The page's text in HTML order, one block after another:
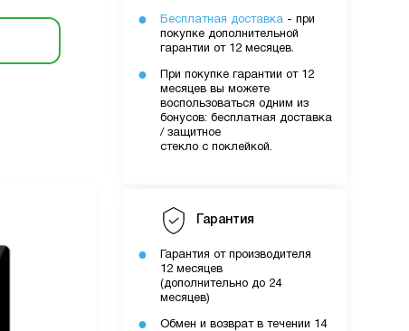
Бесплатная доставка - при
покупке дополнительной
гарантии от 12 месяцев.
При покупке гарантии от 12
месяцев вы можете
воспользоваться одним из
бонусов: бесплатная доставка
/ защитное
стекло с поклейкой.
Гарантия
Гарантия от производителя
12 месяцев
(дополнительно до 24
месяцев)
Обмен и возврат в течении 14